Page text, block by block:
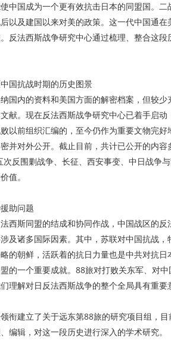
中国成为一个更有效抗击日本的同盟国。
以及建国以来对美的政策。这一代中国通
反法西斯战争研究中心通过梳理、整合这段
国抗战时期的历史图景
国内的资料和美国方面的解密档案，但较
献。现在反法西斯战争研究中心已着手启
以前组织汇编的，至今仍作为重要文物完
并对外公开。截止目前，共计已公开的内
反围剿战争、长征、西安事变、中日战争
值。
助问题
西斯同盟的结成和协同作战，中国战区的
及诸多国际因素。其中，苏联对中国抗战
的朝鲜，活跃着的抗日力量也是中共对抗
的一个重要成就。88旅对打败关东军、对
理解对日反法西斯战争的整个全局具有重要
衔建立了关于远东第88旅的研究项目组，
编辑，对这一段历史进行深入的学术研究。